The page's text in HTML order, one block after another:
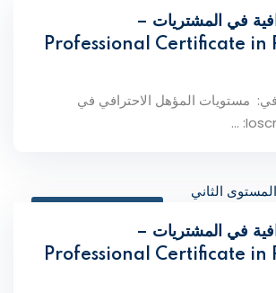
في المشتريات –
Professional Certificate in
مستويات المؤهل الاحترافي في
في المشتريات –
Professional Certificate in